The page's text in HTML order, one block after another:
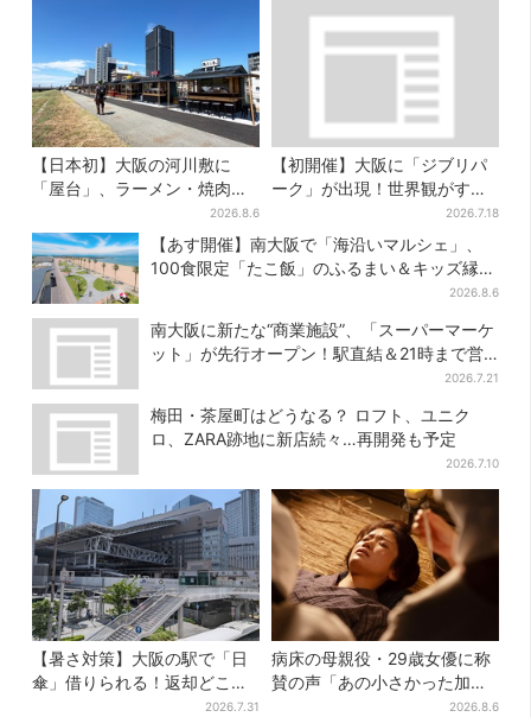
【日本初】大阪の河川敷に
「屋台」、ラーメン・焼肉・
しゃぶしゃぶ・カフェまで…
22店舗がオープン
2026.8.6
【初開催】大阪に「ジブリパ
ーク」が出現！世界観がすご
い…細かな仕掛け＆巨大フォ
トスポットに注目
2026.7.18
【あす開催】南大阪で「海沿いマルシェ」、
100食限定「たこ飯」のふるまい＆キッズ縁日
2026.8.6
南大阪に新たな“商業施設”、「スーパーマーケ
ット」が先行オープン！駅直結＆21時まで営
2026.7.21
梅田・茶屋町はどうなる？ ロフト、ユニク
ロ、ZARA跡地に新店続々…再開発も予定
2026.7.10
【暑さ対策】大阪の駅で「日
傘」借りられる！返却どこで
もOK、熱中症対策にシェアサ
2026.7.31
病床の母親役・29歳女優に称
賛の声「あの小さかった加恋
ちゃんが…」朝ドラ視聴者し
2026.8.6